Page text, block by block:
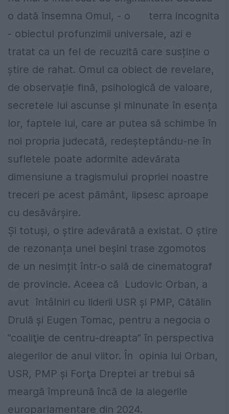
o dată însemna Omul, - o terra incognita
- obiectul profunzimii universale, azi e
tratat ca un fel de recuzită care susține o
știre de rahat. Omul ca obiect de revelare,
de observație fină, psihologică de valoare,
secretele lui ascunse și minunate în esența
lor, faptele lui, care ar putea să schimbe în
noi propria judecată, redeșteptându-ne în
sufletele poate adormite adevărata
dimensiune a tragismului propriei noastre
treceri pe acest pământ, lipsesc aproape
cu desăvârșire.
Și totuși, o știre adevărată a existat. O știre
de rezonanța unei beșini trase zgomotos
de un nesimțit într-o sală de cinematograf
de provincie. Aceea că Ludovic Orban, a
avut întâlniri cu liderii USR şi PMP, Cătălin
Drulă şi Eugen Tomac, pentru a negocia o
”coaliţie de centru-dreapta” în perspectiva
alegerilor de anul viitor. În opinia lui Orban,
USR, PMP şi Forţa Dreptei ar trebui să
meargă împreună încă de la alegerile
europarlamentare din 2024.